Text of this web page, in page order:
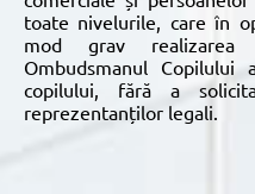
toate nivelurile, care în
mod grav realizarea
Ombudsmanul Copilului
copilului, fără a
reprezentanților legali.